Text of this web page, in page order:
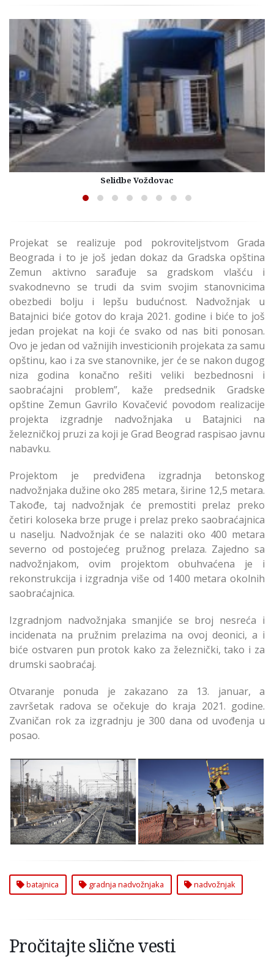
Selidbe Voždovac
Projekat se realizuje pod pokroviteljstvom Grada
Beograda i to je još jedan dokaz da Gradska opština
Zemun aktivno sarađuje sa gradskom vlašću i
svakodnevno se trudi da svim svojim stanovnicima
obezbedi bolju i lepšu budućnost. Nadvožnjak u
Batajnici biće gotov do kraja 2021. godine i biće to još
jedan projekat na koji će svako od nas biti ponosan.
Ovo je jedan od važnijih investicionih projekata za samu
opštinu, kao i za sve stanovnike, jer će se nakon dugog
niza godina konačno rešiti veliki bezbednosni i
saobraćajni problem”, kaže predsednik Gradske
opštine Zemun Gavrilo Kovačević povodom realizacije
projekta izgradnje nadvožnjaka u Batajnici na
železničkoj pruzi za koji je Grad Beograd raspisao javnu
nabavku.
Projektom je predviđena izgradnja betonskog
nadvožnjaka dužine oko 285 metara, širine 12,5 metara.
Takođe, taj nadvožnjak će premostiti prelaz preko
četiri koloseka brze pruge i prelaz preko saobraćajnica
u naselju. Nadvožnjak će se nalaziti oko 400 metara
severno od postojećeg pružnog prelaza. Zajedno sa
nadvožnjakom, ovim projektom obuhvaćena je i
rekonstrukcija i izgradnja više od 1400 metara okolnih
saobraćajnica.
Izgradnjom nadvožnjaka smanjiće se broj nesreća i
incidenata na pružnim prelazima na ovoj deonici, a i
biće ostvaren pun protok kako za železnički, tako i za
drumski saobraćaj.
Otvaranje ponuda je zakazano za 13. januar, a
završetak radova se očekuje do kraja 2021. godine.
Zvaničan rok za izgradnju je 300 dana od uvođenja u
posao.
Gradi se Nadvožnjak u
Batajnici u Zemunu -
Izvor: Opština Zemun
- Foto: Srbija Danas /
Saša DŽambić
Gradi se Nadvožnjak u
Batajnici u Zemunu -
Izvor: Opština Zemun
- Foto: Srbija Danas /
Saša DŽambić
batajnica gradnja nadvožnjaka nadvožnjak
Pročitajte slične vesti